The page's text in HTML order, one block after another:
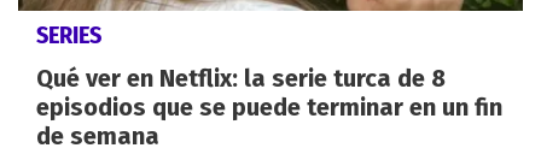
SERIES
Qué ver en Netflix: la serie turca de 8
episodios que se puede terminar en un fin
de semana